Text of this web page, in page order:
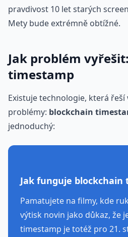
pravdivost 10 let starých
Mety bude extrémně obtížné.
Jak problém
timestamp
Existuje technologie, která řeší
problémy: blockchain
jednoduchý:
Jak funguje
Pamatujete na filmy, kde
výtisk novin jako důkaz, že
timestamp je totéž pro 21.